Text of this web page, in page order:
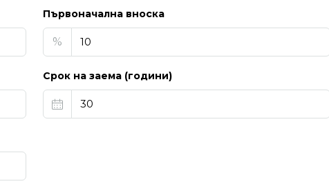
Първоначална вноска
%
Срок на заема (години)